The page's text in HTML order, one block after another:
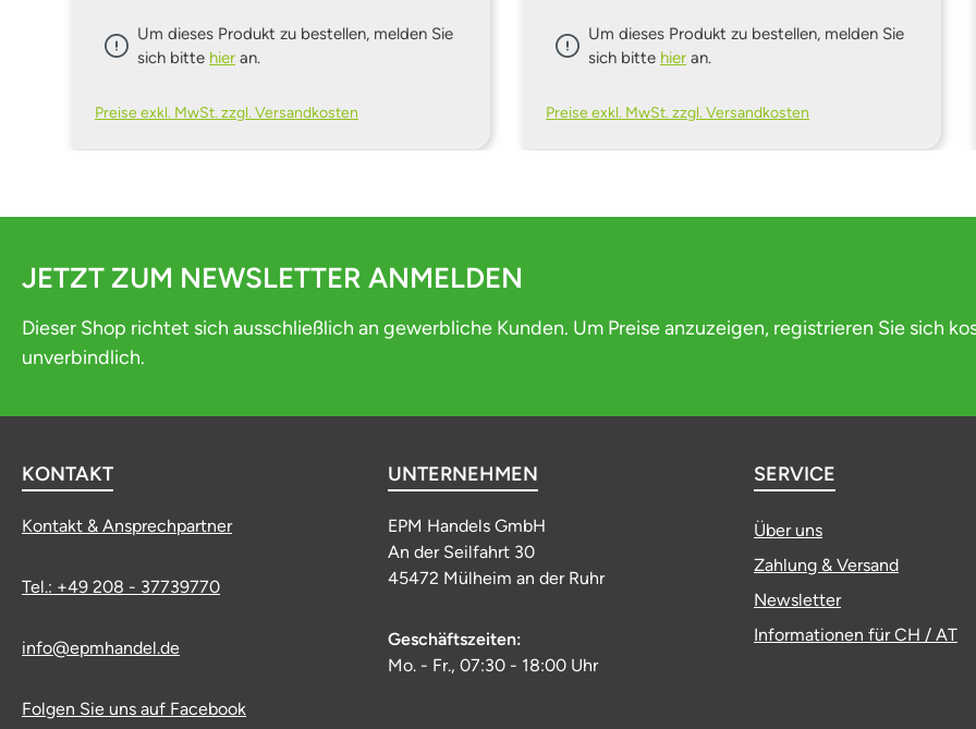
Um dieses Produkt zu bestellen, melden Sie
sich bitte hier an.
Preise exkl. MwSt. zzgl. Versandkosten
Um dieses Produkt zu bestellen, melden Sie
sich bitte hier an.
Preise exkl. MwSt. zzgl. Versandkosten
JETZT ZUM NEWSLETTER ANMELDEN
Dieser Shop richtet sich ausschließlich an gewerbliche Kunden. Um Preise anzuzeigen, registrieren Sie sich
unverbindlich.
KONTAKT
Kontakt & Ansprechpartner
Tel.: +49 208 - 37739770
info@epmhandel.de
Folgen Sie uns auf Facebook
UNTERNEHMEN
EPM Handels GmbH
An der Seilfahrt 30
45472 Mülheim an der Ruhr
Geschäftszeiten:
Mo. - Fr., 07:30 - 18:00 Uhr
SERVICE
Über uns
Zahlung & Versand
Newsletter
Informationen für CH / AT